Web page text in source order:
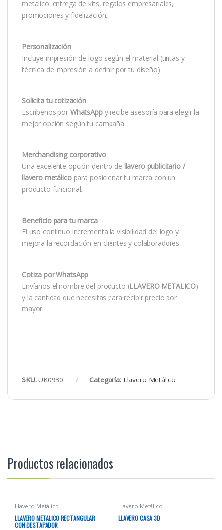
metálico: entrega de kits, regalos empresariales,
promociones y fidelización.
Personalización
Incluye impresión de logo según el material (tintas y
técnica de impresión a definir por tu diseño).
Solicita tu cotización
Escríbenos por WhatsAppy recibe asesoría para elegir la
mejor opción según tu campaña.
Merchandising corporativo
Una excelente opción dentro de llavero publicitario /
llavero metálicopara posicionar tu marca con un
producto funcional.
Beneficio para tu marca
El uso continuo incrementa la visibilidad del logo y
mejora la recordación en clientes y colaboradores.
Cotiza por WhatsApp
Envíanos el nombre del producto (LLAVERO METALICO)
y la cantidad que necesitas para recibir precio por
mayor.
SKU:UK0930 Categoría: Llavero Metálico
Productos relacionados
Llavero Metálico
LLAVERO METALICO RECTANGULAR
CON DESTAPADOR
Llavero Metálico
LLAVERO CASA 3D